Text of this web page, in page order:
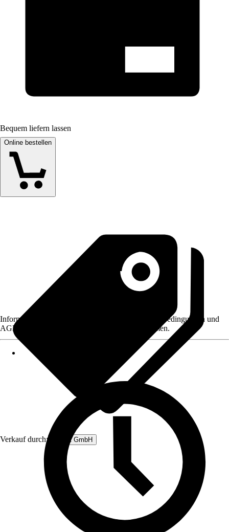
Bequem liefern lassen
Online bestellen
Verkauf durch: Rubart GmbH
Informationen des Verkäufers, wie z. B. Rückgabebedingungen und
AGB, finden Sie bei Klick auf den Verkäufernamen.